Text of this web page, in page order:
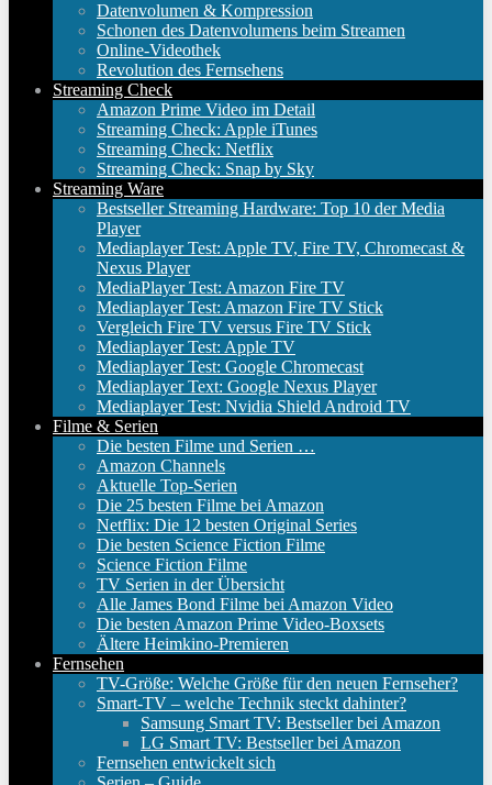
Datenvolumen & Kompression
Schonen des Datenvolumens beim Streamen
Online-Videothek
Revolution des Fernsehens
Streaming Check
Amazon Prime Video im Detail
Streaming Check: Apple iTunes
Streaming Check: Netflix
Streaming Check: Snap by Sky
Streaming Ware
Bestseller Streaming Hardware: Top 10 der Media
Player
Mediaplayer Test: Apple TV, Fire TV, Chromecast &
Nexus Player
MediaPlayer Test: Amazon Fire TV
Mediaplayer Test: Amazon Fire TV Stick
Vergleich Fire TV versus Fire TV Stick
Mediaplayer Test: Apple TV
Mediaplayer Test: Google Chromecast
Mediaplayer Text: Google Nexus Player
Mediaplayer Test: Nvidia Shield Android TV
Filme & Serien
Die besten Filme und Serien …
Amazon Channels
Aktuelle Top-Serien
Die 25 besten Filme bei Amazon
Netflix: Die 12 besten Original Series
Die besten Science Fiction Filme
Science Fiction Filme
TV Serien in der Übersicht
Alle James Bond Filme bei Amazon Video
Die besten Amazon Prime Video-Boxsets
Ältere Heimkino-Premieren
Fernsehen
TV-Größe: Welche Größe für den neuen Fernseher?
Smart-TV – welche Technik steckt dahinter?
Samsung Smart TV: Bestseller bei Amazon
LG Smart TV: Bestseller bei Amazon
Fernsehen entwickelt sich